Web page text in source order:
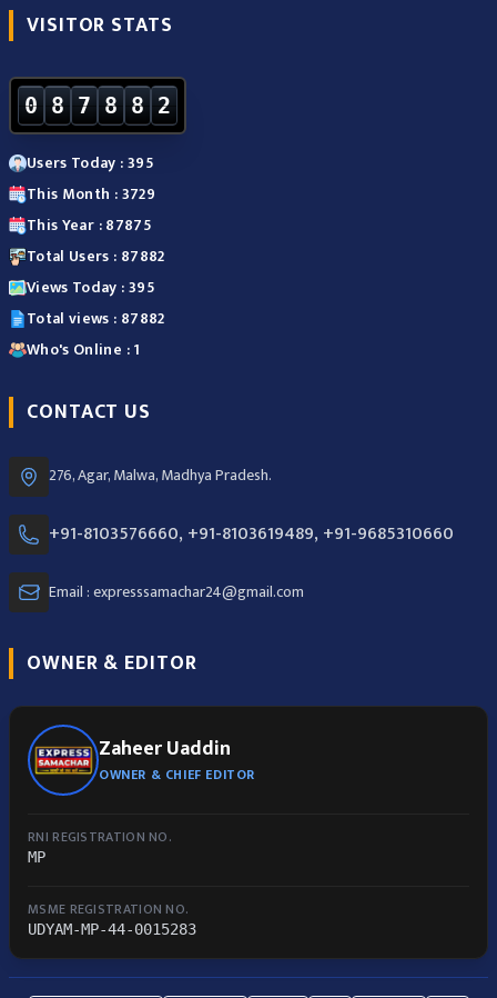
VISITOR STATS
0 8 7 8 8 2
Users Today : 395
This Month : 3729
This Year : 87875
Total Users : 87882
Views Today : 395
Total views : 87882
Who's Online : 1
CONTACT US
276, Agar, Malwa, Madhya Pradesh.
+91-8103576660, +91-8103619489, +91-9685310660
Email : expresssamachar24@gmail.com
OWNER & EDITOR
Zaheer Uaddin
OWNER & CHIEF EDITOR
RNI REGISTRATION NO.
MP
MSME REGISTRATION NO.
UDYAM-MP-44-0015283